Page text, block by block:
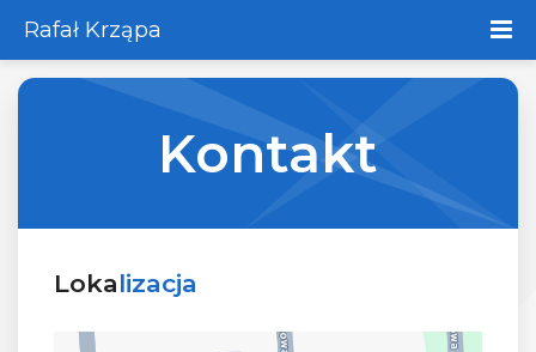
Rafał Krząpa
Kontakt
Lokalizacja